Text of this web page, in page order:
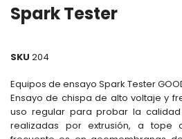
Spark Tester
SKU 204
Equipos de ensayo Spark Tester
Ensayo de chispa de alto voltaje y
uso regular para probar la
realizadas por extrusión, a tope